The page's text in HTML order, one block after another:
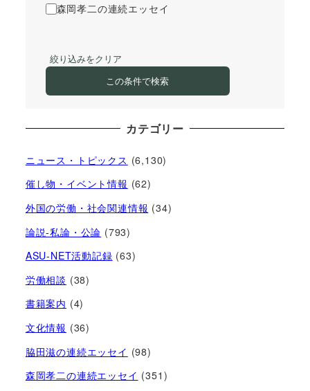
森岡孝二の連続エッセイ
絞り込みをクリア
この条件で検索
カテゴリー
ニュース・トピックス (6,130)
催し物・イベント情報 (62)
外国の労働・社会関連情報 (34)
論説-私論・公論 (793)
ASU-NET活動記録 (63)
労働相談 (38)
書籍案内 (4)
文化情報 (36)
脇田滋の連続エッセイ (98)
森岡孝二の連続エッセイ (351)